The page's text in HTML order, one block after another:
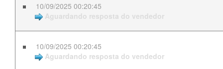
10/09/2025 00:20:45
Aguardando resposta do vendedor
10/09/2025 00:20:45
Aguardando resposta do vendedor